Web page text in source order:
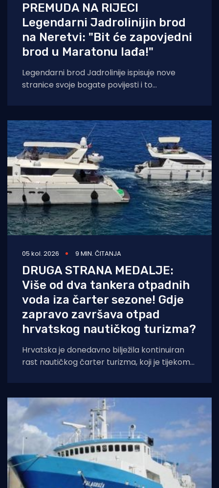
PREMUDA NA RIJECI
Legendarni Jadrolinijin brod
na Neretvi: "Bit će zapovjedni
brod u Maratonu lađa!"
Legendarni brod Jadrolinije ispisuje nove
stranice svoje bogate povijesti i to
05 kol. 2026 9 MIN. ČITANJA
DRUGA STRANA MEDALJE:
Više od dva tankera otpadnih
voda iza čarter sezone! Gdje
zapravo završava otpad
hrvatskog nautičkog turizma?
Hrvatska je donedavno bilježila kontinuiran
rast nautičkog čarter turizma, koji je tijekom